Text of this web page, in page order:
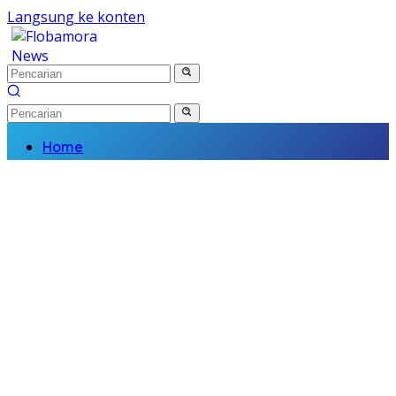
Langsung ke konten
Home